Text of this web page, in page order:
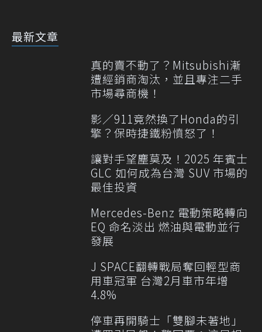
最新文章
真的賣不動了？Mitsubishi漸
遭經銷商淘汰，並且專注二手
市場尋商機！
影／911竟然換了Honda的引
擎？保時捷鐵粉憤怒了！
讓對手望塵莫及！2025 年賓士
GLC 如何成為台灣 SUV 市場的
最佳投資
Mercedes-Benz 電動策略轉向
EQ 命名淡出 燃油與電動並行
發展
J SPACE翻轉戰局奪回輕型商
用車冠軍 台灣2月車市年增
4.8%
停車再開騎士「雙腳未著地」